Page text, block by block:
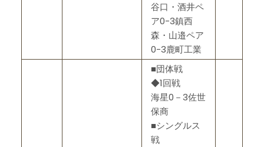
谷口・酒井ペ
ア0-3鎮西
森・山邉ペア
0-3鹿町工業
■団体戦
◆1回戦
海星0－3佐世
保商
■シングルス
戦